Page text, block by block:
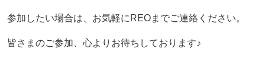
参加したい場合は、お気軽にREOまでご連絡ください。
皆さまのご参加、心よりお待ちしております♪